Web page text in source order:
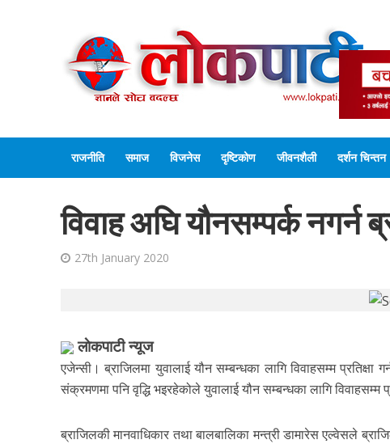
राजनीति समाज विजनेस दृष्टिकोण जीवनशैली दर्शन चिन्तन
विवाह अघि यौनसम्पर्क
27th January 2020
लाेकपाटी न्यूज
एजेन्सी। ब्राजिलमा युवालाई यौन सम्बन्धका लागि विवाहसम्म
संक्रमणमा पनि वृद्धि भइरहेकोले युवालाई यौन सम्बन्धका लागि विवाहसम्म
ब्राजिलकी मानवाधिकार तथा बालबालिका मन्त्री डामारेस एल्वेसले